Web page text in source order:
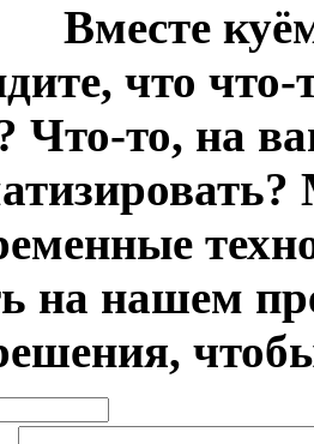
Вместе
что
Что-то, на
на нашем